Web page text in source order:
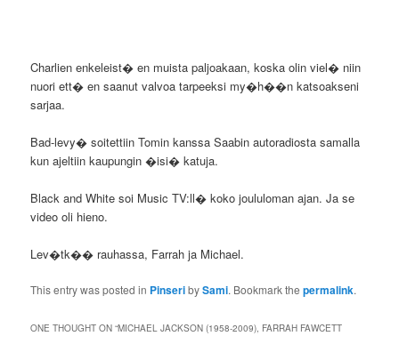
Charlien enkeleist� en muista paljoakaan, koska olin viel� niin
nuori ett� en saanut valvoa tarpeeksi my�h��n katsoakseni
sarjaa.
Bad-levy� soitettiin Tomin kanssa Saabin autoradiosta samalla
kun ajeltiin kaupungin �isi� katuja.
Black and White soi Music TV:ll� koko joululoman ajan. Ja se
video oli hieno.
Lev�tk�� rauhassa, Farrah ja Michael.
This entry was posted in PinseribySami. Bookmark thepermalink.
ONE THOUGHT ON “MICHAEL JACKSON (1958-2009), FARRAH FAWCETT